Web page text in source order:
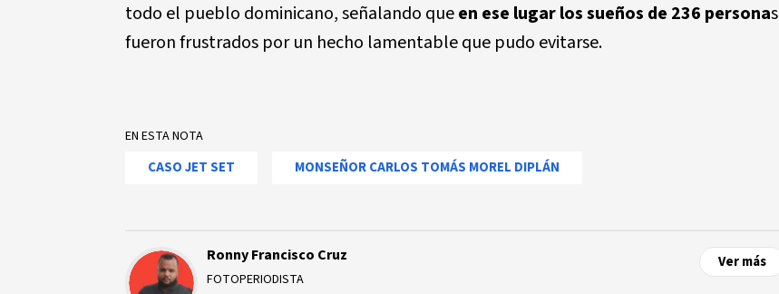
todo el pueblo dominicano, señalando queen ese lugar los sueños de 236 personas
fueron frustrados por un hecho lamentable que pudo evitarse.
EN ESTA NOTA
CASO JET SET MONSEÑOR CARLOS TOMÁS MOREL DIPLÁN
Ronny Francisco Cruz
FOTOPERIODISTA
Ver más